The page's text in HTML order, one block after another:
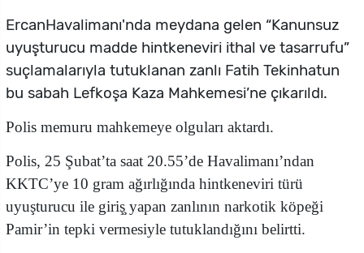
ErcanHavalimanı'nda meydana gelen “Kanunsuz
uyuşturucu madde hintkeneviri ithal ve tasarrufu”
suçlamalarıyla tutuklanan zanlı Fatih Tekinhatun
bu sabah Lefkoşa Kaza Mahkemesi’ne çıkarıldı.
Polis memuru mahkemeye olguları aktardı.
Polis, 25 Şubat’ta saat 20.55’de Havalimanı’ndan
KKTC’ye 10 gram ağırlığında hintkeneviri türü
uyuşturucu ile giriş̧ yapan zanlının narkotik köpeği
Pamir’in tepki vermesiyle tutuklandığını belirtti.